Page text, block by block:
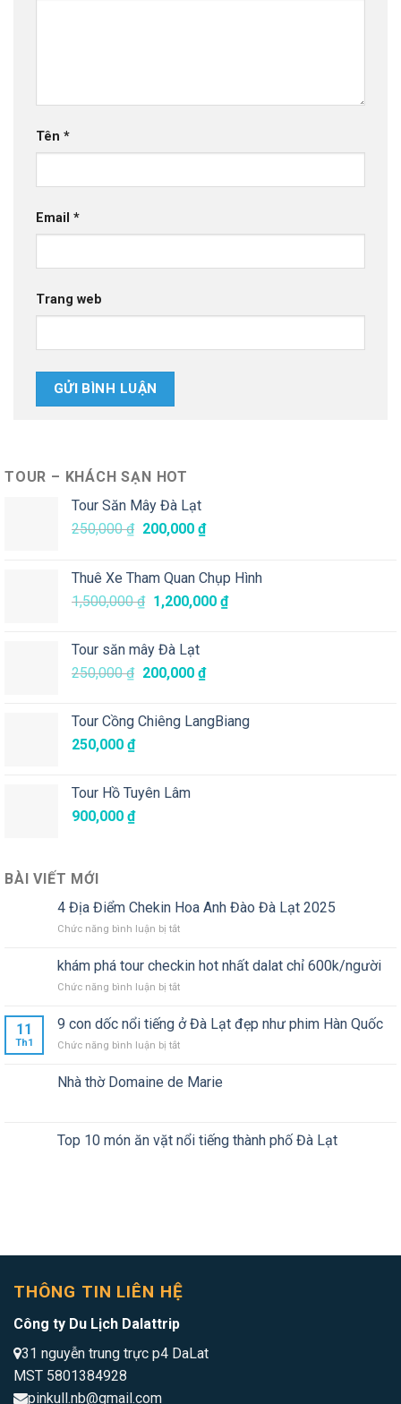
Tên *
Email *
Trang web
TOUR – KHÁCH SẠN HOT
Tour Săn Mây Đà Lạt
250,000₫ Giá
250,000 ₫.
200,000 ₫Giá
là:
200,000 ₫.
Thuê Xe Tham Quan Chụp Hình
1,500,000₫ Giá
1,500,000 ₫.
1,200,000 ₫Giá
Tour săn mây Đà Lạt
250,000₫ Giá
250,000 ₫.
200,000 ₫Giá
là:
Tour Cồng Chiêng LangBiang
250,000 ₫
Tour Hồ Tuyên Lâm
900,000 ₫
BÀI VIẾT MỚI
4 Địa Điểm Chekin Hoa Anh Đào Đà Lạt 2025
Chức năng bình luận bị tắtở
Địa
Điểm
Chekin
Anh
Đà
2025
khám phá tour checkin hot nhất dalat chỉ 600k/người
Chức năng bình luận bị tắtở
phá
tour
checkin
nhất
11
Th1
9 con dốc nổi tiếng ở Đà Lạt đẹp như phim Hàn Quốc
Chức năng bình luận bị tắtở
con
dốc
ở
Nhà thờ Domaine de Marie
Top 10 món ăn vặt nổi tiếng thành phố Đà Lạt
THÔNG TIN LIÊN HỆ
Công ty Du Lịch Dalattrip
31 nguyễn trung trực p4 DaLat
MST 5801384928
pinkull.nb@gmail.com